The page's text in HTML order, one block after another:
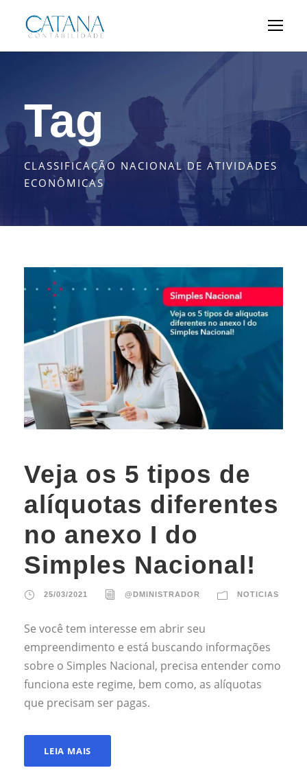
Tag
CLASSIFICAÇÃO NACIONAL DE ATIVIDADES
ECONÔMICAS
Veja os 5 tipos de
alíquotas diferentes
no anexo I do
Simples Nacional!
25/03/2021 @DMINISTRADOR NOTICIAS
Se você tem interesse em abrir seu
empreendimento e está buscando informações
sobre o Simples Nacional, precisa entender como
funciona este regime, bem como, as alíquotas
que precisam ser pagas.
LEIA MAIS